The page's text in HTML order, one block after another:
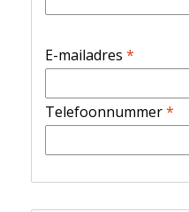
E-mailadres *
Telefoonnummer*